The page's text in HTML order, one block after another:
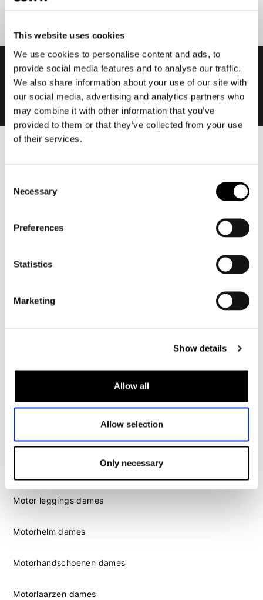
This website uses cookies
We use cookies to personalise content and ads, to
provide social media features and to analyse our traffic.
We also share information about your use of our site with
our social media, advertising and analytics partners who
may combine it with other information that you’ve
provided to them or that they’ve collected from your use
of their services.
Selection
Necessary
Preferences
Statistics
Marketing
Show details
Allow all
Allow selection
Only necessary
Motorjas heren
Dames
Motorbroek dames
Motorjeans dames
Motor leggings dames
Motorhelm dames
Motorhandschoenen dames
Motorlaarzen dames